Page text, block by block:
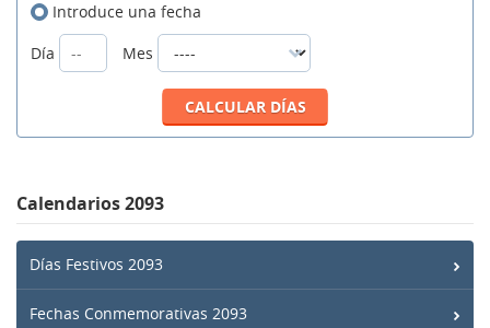
Introduce una fecha
Día
Mes
Calendarios 2093
Días Festivos 2093
Fechas Conmemorativas 2093